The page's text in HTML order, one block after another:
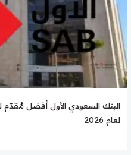
البنك السعودي الأول أفضل مُقدّم
لعام 2026